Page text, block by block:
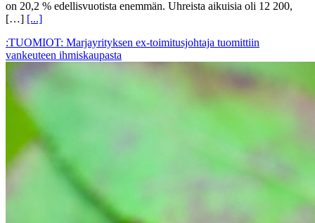
on 20,2 % edellisvuotista enemmän. Uhreista aikuisia oli 12 200,
[…] [...]
:TUOMIOT: Marjayrityksen ex-toimitusjohtaja tuomittiin
vankeuteen ihmiskaupasta